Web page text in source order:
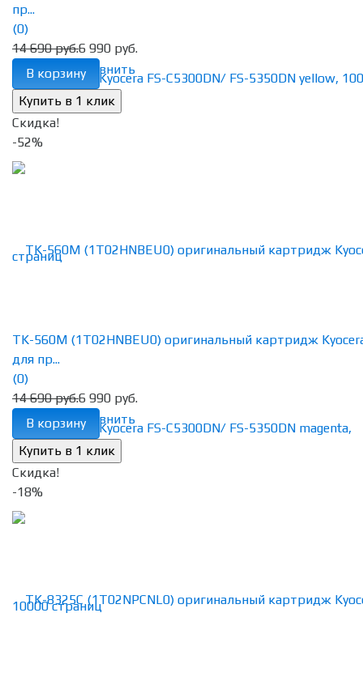
избранное сравнить
пр...
(0)
14 690 руб.6 990 руб.
В корзину
Скидка!
-52%
избранное сравнить
TK-560M (1T02HNBEU0) оригинальный картридж
для пр...
(0)
14 690 руб.6 990 руб.
В корзину
Скидка!
-18%